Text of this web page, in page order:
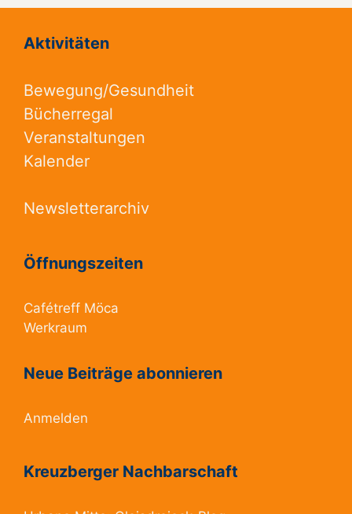
Aktivitäten
Bewegung/Gesundheit
Bücherregal
Veranstaltungen
Kalender
Newsletterarchiv
Öffnungszeiten
Cafétreff Möca
Werkraum
Neue Beiträge abonnieren
Anmelden
Kreuzberger Nachbarschaft